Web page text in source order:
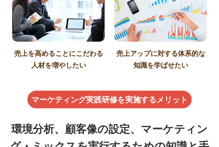
売上を高めることにこだわる
人材を増やしたい
売上アップに対する体系的な
知識を学ばせたい
マーケティング実践研修を実施するメリット
環境分析、顧客像の設定、マーケティン